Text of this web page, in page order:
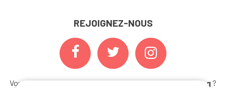
REJOIGNEZ-NOUS
Vous souhaitez bénéficier desmeilleures offres camping ?